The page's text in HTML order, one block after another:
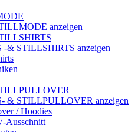
anzeigen
& STILLSHIRTS anzeigen
& STILLPULLOVER anzeigen
/ Hoodies
Ausschnitt